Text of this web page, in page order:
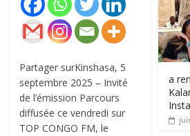
Partager surKinshasa, 5
septembre 2025 – Invité
de l’émission Parcours
diffusée ce vendredi sur
TOP CONGO FM, le
a